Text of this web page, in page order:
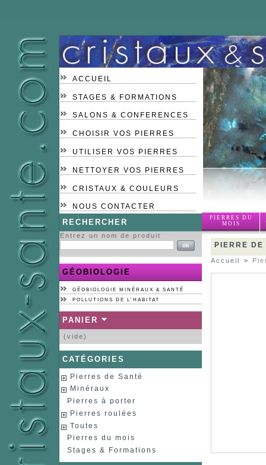
ACCUEIL
STAGES & FORMATIONS
SALONS & CONFERENCES
CHOISIR VOS PIERRES
UTILISER VOS PIERRES
NETTOYER VOS PIERRES
CRISTAUX & COULEURS
NOUS CONTACTER
PIERRES DU
MOIS
RECHERCHER
Entrez un nom de produit
GÉOBIOLOGIE
GÉOBIOLOGIE MINÉRAUX & SANTÉ
POLLUTIONS DE L'HABITAT
PANIER
(vide)
CATÉGORIES
Pierres de Santé
Minéraux
Pierres à porter
Pierres roulées
Toutes
Pierres du mois
Stages & Formations
PIERRE
Accueil >